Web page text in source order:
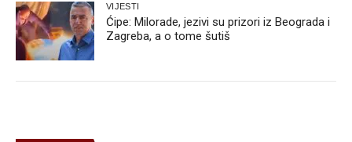
VIJESTI
Ćipe: Milorade, jezivi su prizori iz Beograda i
Zagreba, a o tome šutiš